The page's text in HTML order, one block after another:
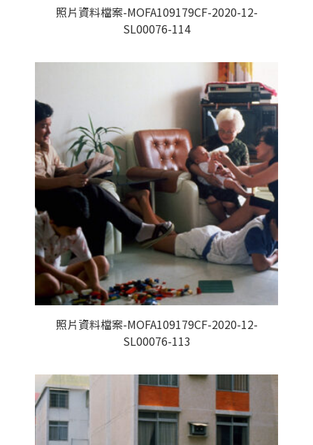
照片資料檔案-MOFA109179CF-2020-12-
SL00076-114
照片資料檔案-MOFA109179CF-2020-12-
SL00076-113